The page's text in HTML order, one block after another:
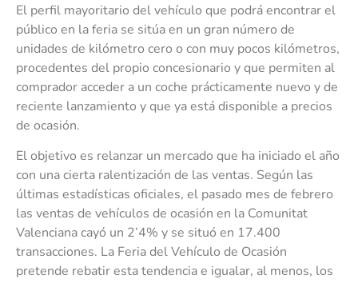
El perfil mayoritario del vehículo que podrá encontrar el
público en la feria se sitúa en un gran número de
unidades de kilómetro cero o con muy pocos kilómetros,
procedentes del propio concesionario y que permiten al
comprador acceder a un coche prácticamente nuevo y de
reciente lanzamiento y que ya está disponible a precios
de ocasión.
El objetivo es relanzar un mercado que ha iniciado el año
con una cierta ralentización de las ventas. Según las
últimas estadísticas oficiales, el pasado mes de febrero
las ventas de vehículos de ocasión en la Comunitat
Valenciana cayó un 2’4% y se situó en 17.400
transacciones. La Feria del Vehículo de Ocasión
pretende rebatir esta tendencia e igualar, al menos, los